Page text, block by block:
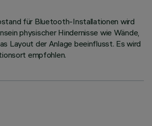
für Bluetooth-Installationen wird
physischer Hindernisse wie Wände,
Layout der Anlage beeinflusst. Es wird
empfohlen.